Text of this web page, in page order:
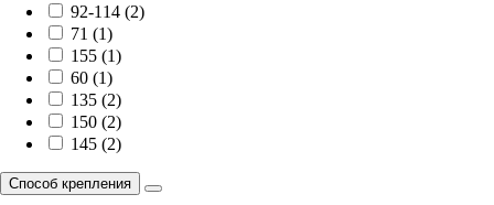
92-114 (2)
71 (1)
155 (1)
60 (1)
135 (2)
150 (2)
145 (2)
Способ крепления